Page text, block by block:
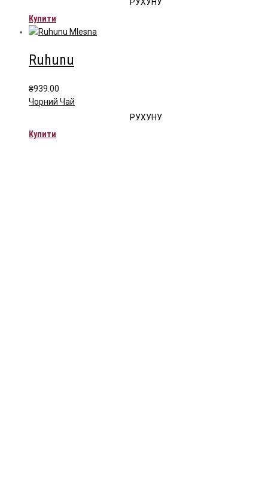
Купити
Ruhunu
₴939.00
Чорний Чай
РУХУНУ
Купити